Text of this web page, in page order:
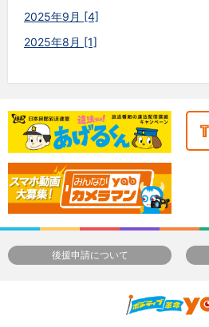
2025年9月 [4]
2025年8月 [1]
後援申請について